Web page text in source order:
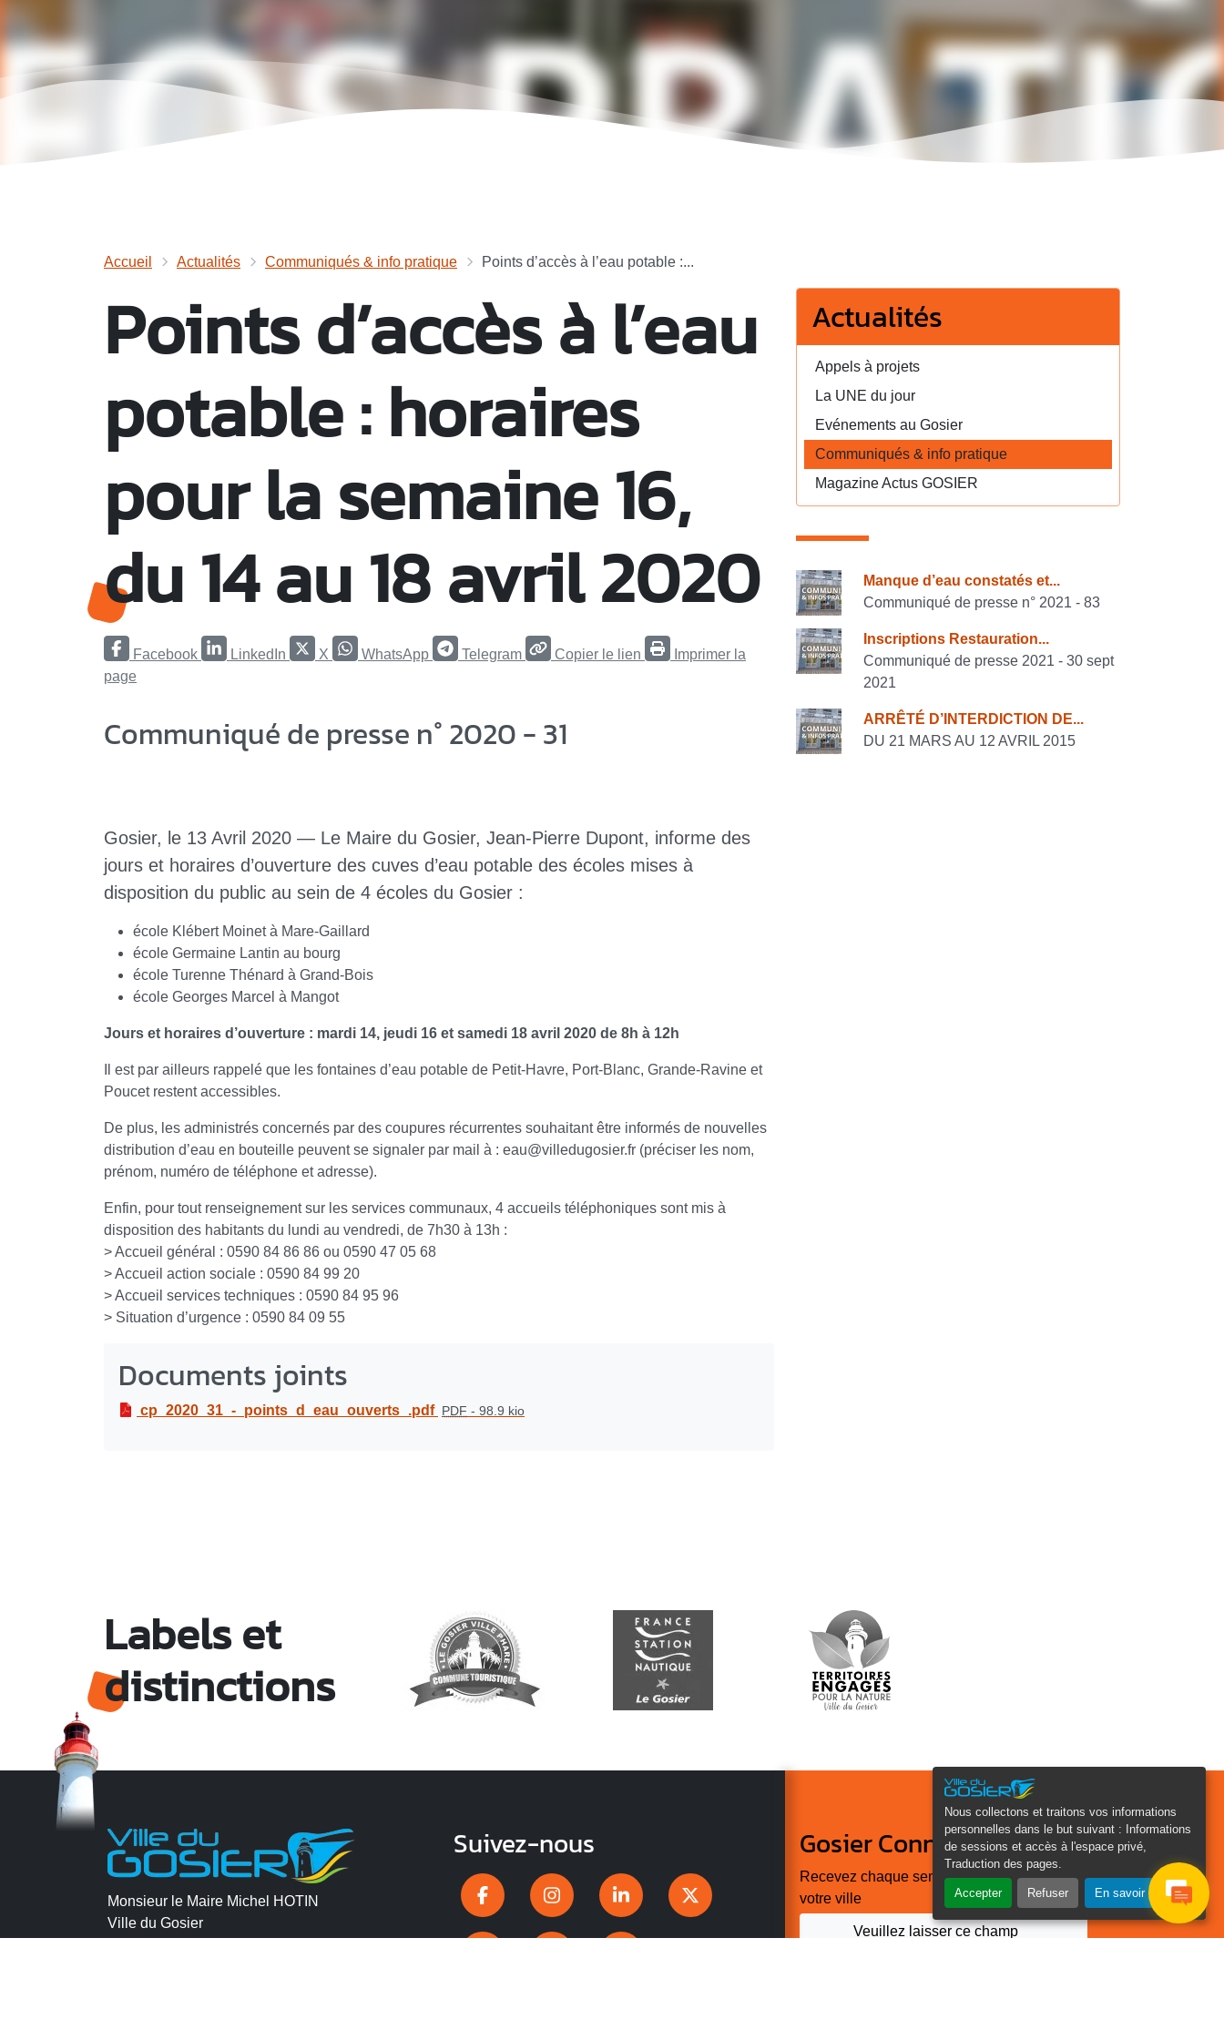
Nous collectons et traitons vos informations
personnelles dans le but suivant :
Informations
de sessions et accès à l'espace privé,
Traduction des pages
Accepter Refuser En savoir plus
Accueil Actualités Communiqués & info pratique Points d’accès à l’eau potable :...
Points d’accès à l’eau
potable : horaires
pour la semaine 16,
du 14 au 18 avril 2020
Facebook LinkedIn X WhatsApp Telegram Copier le lien
Imprimer la
page
Communiqué de presse n° 2020 - 31
Gosier, le 13 Avril 2020 — Le Maire du Gosier, Jean-Pierre Dupont, informe des
jours et horaires d’ouverture des cuves d’eau potable des écoles mises à
disposition du public au sein de 4 écoles du Gosier :
école Klébert Moinet à Mare-Gaillard
école Germaine Lantin au bourg
école Turenne Thénard à Grand-Bois
école Georges Marcel à Mangot
Jours et horaires d’ouverture : mardi 14, jeudi 16 et samedi 18 avril 2020 de 8h à 12h
Il est par ailleurs rappelé que les fontaines d’eau potable de Petit-Havre, Port-Blanc, Grande-Ravine et
Poucet restent accessibles.
De plus, les administrés concernés par des coupures récurrentes souhaitant être informés de nouvelles
distribution d’eau en bouteille peuvent se signaler par mail à : eau@villedugosier.fr (préciser les nom,
prénom, numéro de téléphone et adresse).
Enfin, pour tout renseignement sur les services communaux, 4 accueils téléphoniques sont mis à
disposition des habitants du lundi au vendredi, de 7h30 à 13h :
> Accueil général : 0590 84 86 86 ou 0590 47 05 68
> Accueil action sociale : 0590 84 99 20
> Accueil services techniques : 0590 84 95 96
> Situation d’urgence : 0590 84 09 55
Documents joints
cp_2020_31_-_points_d_eau_ouverts_.pdf PDF - 98.9 kio
Actualités
Appels à projets
La UNE du jour
Evénements au Gosier
Communiqués & info pratique
Magazine Actus GOSIER
Consulter également
Manque d’eau constatés et...
Communiqué de presse n° 2021 - 83
Inscriptions Restauration...
Communiqué de presse 2021 - 30 sept
2021
ARRÊTÉ D’INTERDICTION DE...
DU 21 MARS AU 12 AVRIL 2015
Labels et
distinctions
Monsieur le Maire Michel HOTIN
Ville du Gosier
Suivez-nous Gosier Connecté
Recevez chaque semaine l'actualité de
votre ville
Veuillez laisser ce champ